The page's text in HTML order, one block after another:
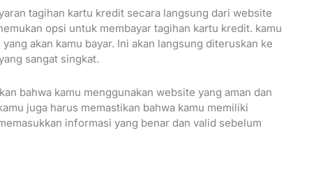
tagihan kartu kredit secara langsung dari website
opsi untuk membayar tagihan kartu kredit. kamu
akan kamu bayar. Ini akan langsung diteruskan ke
sangat singkat.
bahwa kamu menggunakan website yang aman dan
juga harus memastikan bahwa kamu memiliki
informasi yang benar dan valid sebelum